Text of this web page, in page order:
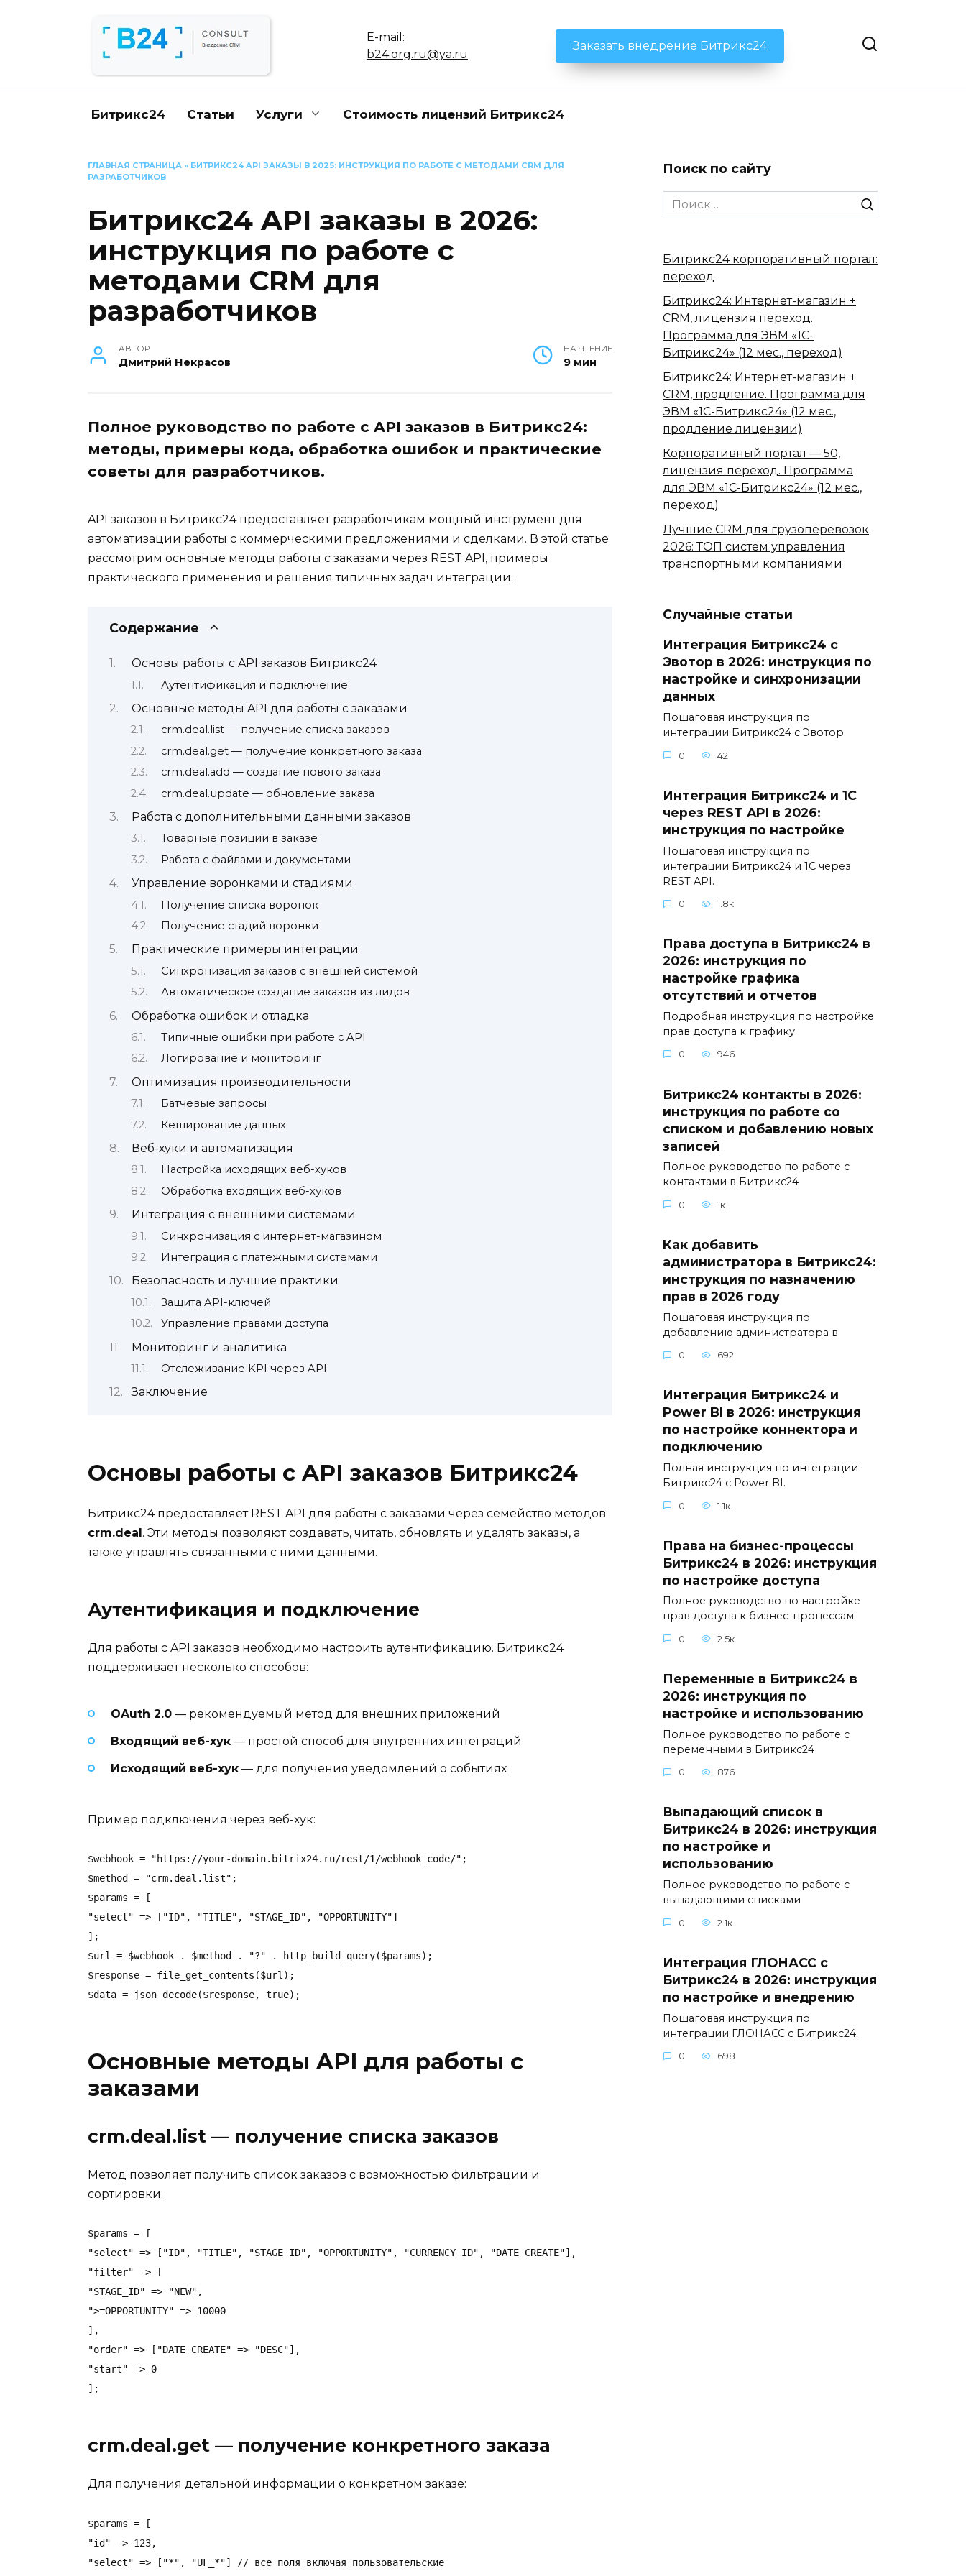
E-mail:
b24.org.ru@ya.ru
Заказать внедрение Битрикс24
Битрикс24 Статьи Услуги Стоимость лицензий Битрикс24
ГЛАВНАЯ СТРАНИЦА » БИТРИКС24 API ЗАКАЗЫ В 2025: ИНСТРУКЦИЯ ПО РАБОТЕ С МЕТОДАМИ CRM ДЛЯ
РАЗРАБОТЧИКОВ
Битрикс24 API заказы в 2026:
инструкция по работе с
методами CRM для
разработчиков
АВТОР
Дмитрий Некрасов
НА ЧТЕНИЕ
9 мин
Полное руководство по работе с API заказов в Битрикс24:
методы, примеры кода, обработка ошибок и практические
советы для разработчиков.
API заказов в Битрикс24 предоставляет разработчикам мощный инструмент для
автоматизации работы с коммерческими предложениями и сделками. В этой статье
рассмотрим основные методы работы с заказами через REST API, примеры
практического применения и решения типичных задач интеграции.
Содержание
Основы работы с API заказов Битрикс24
Аутентификация и подключение
Основные методы API для работы с заказами
crm.deal.list — получение списка заказов
crm.deal.get — получение конкретного заказа
crm.deal.add — создание нового заказа
crm.deal.update — обновление заказа
Работа с дополнительными данными заказов
Товарные позиции в заказе
Работа с файлами и документами
Управление воронками и стадиями
Получение списка воронок
Получение стадий воронки
Практические примеры интеграции
Синхронизация заказов с внешней системой
Автоматическое создание заказов из лидов
Обработка ошибок и отладка
Типичные ошибки при работе с API
Логирование и мониторинг
Оптимизация производительности
Батчевые запросы
Кеширование данных
Веб-хуки и автоматизация
Настройка исходящих веб-хуков
Обработка входящих веб-хуков
Интеграция с внешними системами
Синхронизация с интернет-магазином
Интеграция с платежными системами
Безопасность и лучшие практики
Защита API-ключей
Управление правами доступа
Мониторинг и аналитика
Отслеживание KPI через API
Заключение
Основы работы с API заказов Битрикс24
Битрикс24 предоставляет REST API для работы с заказами через семейство методов
crm.deal. Эти методы позволяют создавать, читать, обновлять и удалять заказы, а
также управлять связанными с ними данными.
Аутентификация и подключение
Для работы с API заказов необходимо настроить аутентификацию. Битрикс24
поддерживает несколько способов:
OAuth 2.0 — рекомендуемый метод для внешних приложений
Входящий веб-хук — простой способ для внутренних интеграций
Исходящий веб-хук — для получения уведомлений о событиях
Пример подключения через веб-хук:
$webhook = "https://your-domain.bitrix24.ru/rest/1/webhook_code/";
$method = "crm.deal.list";
$params = [
"select" => ["ID", "TITLE", "STAGE_ID", "OPPORTUNITY"]
];
$url = $webhook . $method . "?" . http_build_query($params);
$response = file_get_contents($url);
Основные методы API для работы с
заказами
crm.deal.list — получение списка заказов
Метод позволяет получить список заказов с возможностью фильтрации и
сортировки:
$params = [
"select" => ["ID", "TITLE", "STAGE_ID", "OPPORTUNITY", "CURRENCY_ID", "DATE_CREATE"],
"filter" => [
"STAGE_ID" => "NEW",
">=OPPORTUNITY" => 10000
],
"order" => ["DATE_CREATE" => "DESC"],
"start" => 0
crm.deal.get — получение конкретного заказа
Для получения детальной информации о конкретном заказе:
$params = [
"id" => 123,
"select" => ["*", "UF_*"] // все поля включая пользовательские
Поиск по сайту
Search
for:
Битрикс24 корпоративный портал:
переход
Битрикс24: Интернет-магазин +
CRM, лицензия переход.
Программа для ЭВМ «1С-
Битрикс24» (12 мес., переход)
Битрикс24: Интернет-магазин +
CRM, продление. Программа для
ЭВМ «1С-Битрикс24» (12 мес.,
продление лицензии)
Корпоративный портал — 50,
лицензия переход. Программа
для ЭВМ «1С-Битрикс24» (12 мес.,
переход)
Лучшие CRM для грузоперевозок
2026: ТОП систем управления
транспортными компаниями
Случайные статьи
Интеграция Битрикс24 с
Эвотор в 2026: инструкция по
настройке и синхронизации
данных
Пошаговая инструкция по
интеграции Битрикс24 с Эвотор.
0 421
Интеграция Битрикс24 и 1С
через REST API в 2026:
инструкция по настройке
Пошаговая инструкция по
интеграции Битрикс24 и 1С через
REST API.
0 1.8к.
Права доступа в Битрикс24 в
2026: инструкция по
настройке графика
отсутствий и отчетов
Подробная инструкция по настройке
прав доступа к графику
0 946
Битрикс24 контакты в 2026:
инструкция по работе со
списком и добавлению новых
записей
Полное руководство по работе с
контактами в Битрикс24
0 1к.
Как добавить
администратора в Битрикс24:
инструкция по назначению
прав в 2026 году
Пошаговая инструкция по
добавлению администратора в
0 692
Интеграция Битрикс24 и
Power BI в 2026: инструкция
по настройке коннектора и
подключению
Полная инструкция по интеграции
Битрикс24 с Power BI.
0 1.1к.
Права на бизнес-процессы
Битрикс24 в 2026: инструкция
по настройке доступа
Полное руководство по настройке
прав доступа к бизнес-процессам
0 2.5к.
Переменные в Битрикс24 в
2026: инструкция по
настройке и использованию
Полное руководство по работе с
переменными в Битрикс24
0 876
Выпадающий список в
Битрикс24 в 2026: инструкция
по настройке и
использованию
Полное руководство по работе с
выпадающими списками
0 2.1к.
Интеграция ГЛОНАСС с
Битрикс24 в 2026: инструкция
по настройке и внедрению
Пошаговая инструкция по
интеграции ГЛОНАСС с Битрикс24.
0 698